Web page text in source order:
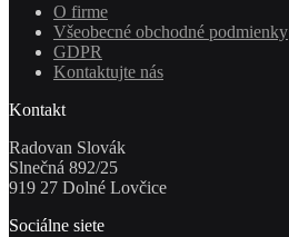
O firme
Všeobecné obchodné podmienky
GDPR
Kontaktujte nás
Kontakt
Radovan Slovák
Slnečná 892/25
919 27 Dolné Lovčice
Sociálne siete